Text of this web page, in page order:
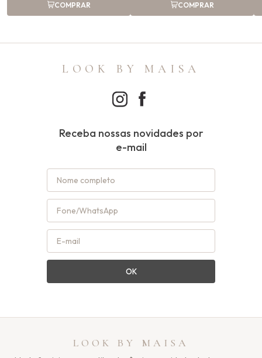
COMPRAR COMPRAR
LOOK BY MAISA
Receba nossas novidades por
e-mail
OK
LOOK BY MAISA